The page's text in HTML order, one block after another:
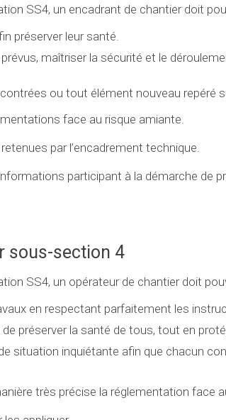
SS4, un encadrant de chantier doit
préserver leur santé.
maîtriser la sécurité et le
ou tout élément nouveau repéré
face au risque amiante.
par l’encadrement technique.
participant à la démarche de
sous-section 4
SS4, un opérateur de chantier doit
en respectant parfaitement les
préserver la santé de tous, tout en
situation inquiétante afin que chacun
très précise la réglementation face